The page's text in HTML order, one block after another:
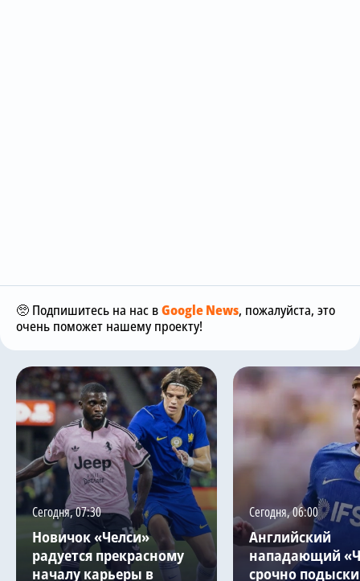
🥺 Подпишитесь на нас вGoogle News, пожалуйста, это
очень поможет нашему проекту!
Сегодня, 07:30
Новичок «Челси»
радуется прекрасному
началу карьеры в
Сегодня, 06:00
Английский
нападающий
срочно